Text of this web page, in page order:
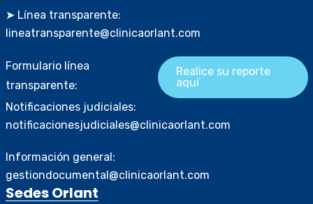
➤ Línea transparente:
lineatransparente@clinicaorlant.com
Formulario línea
transparente:
Realice su reporte
aquí
Notificaciones judiciales:
notificacionesjudiciales@clinicaorlant.com
Información general:
gestiondocumental@clinicaorlant.com
Sedes Orlant